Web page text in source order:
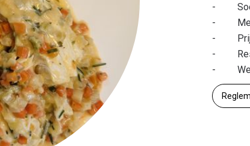
- Soep,
-
-
-
-